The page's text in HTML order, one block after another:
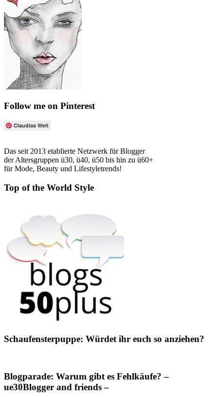
Follow me on Pinterest
Claudias Welt
Das seit 2013 etablierte Netzwerk für Blogger
der Altersgruppen ü30, ü40, ü50 bis hin zu ü60+
für Mode, Beauty und Lifestyletrends!
Top of the World Style
Schaufensterpuppe: Würdet ihr euch so anziehen?
Blogparade: Warum gibt es Fehlkäufe? –
ue30Blogger and friends –